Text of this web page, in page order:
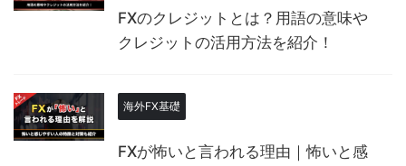
FXのクレジットとは？用語の意味や
クレジットの活用方法を紹介！
海外FX基礎
FXが怖いと言われる理由｜怖いと感